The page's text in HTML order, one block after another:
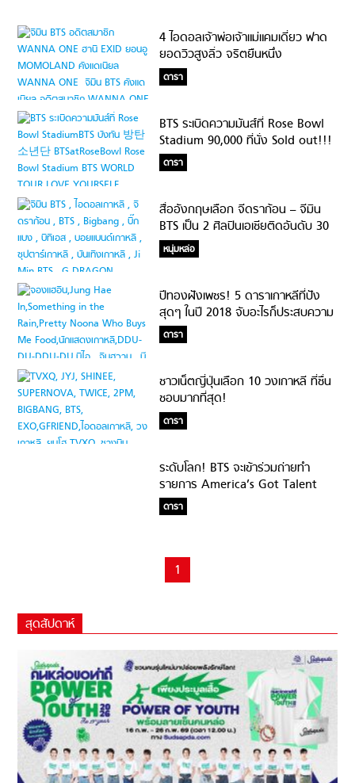
4 ไอดอลเจ้าพ่อเจ้าแม่แคมเดี่ยว ฟาด
ยอดวิวสูงลิ่ว จริตยืนหนึ่ง
ดารา
BTS ระเบิดความมันส์ที่ Rose Bowl
Stadium 90,000 ที่นั่ง Sold out!!!
#BTSatRoseBowl
ดารา
สื่ออังกฤษเลือก จีดราก้อน – จีมิน
BTS เป็น 2 ศิลปินเอเชียติดอันดับ 30
สมาชิกบอยแบนด์ที่ดีที่สุดของโลก!
หนุ่มหล่อ
ปีทองฝังเพชร! 5 ดาราเกาหลีที่ปัง
สุดๆ ในปี 2018 จับอะไรก็ประสบความ
สำเร็จจนฉุดไม่อยู่
ดารา
ชาวเน็ตญี่ปุ่นเลือก 10 วงเกาหลี ที่ชื่น
ชอบมากที่สุด!
ดารา
ระดับโลก! BTS จะเข้าร่วมถ่ายทำ
รายการ America’s Got Talent
พร้อมโชว์พิเศษ
ดารา
1
สุดสัปดาห์